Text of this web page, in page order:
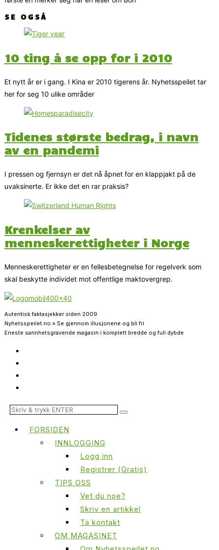
SE OGSÅ
10 ting å se opp for i 2010
Et nytt år er i gang. I Kina er 2010 tigerens år. Nyhetsspeilet tar
her for seg 10 ulike områder
Tidenes største bedrag, i navn
av en pandemi
I pressen og fjernsyn er det nå åpnet for en klappjakt på de
uvaksinerte. Er ikke det en rar praksis?
Krenkelser av
menneskerettigheter i Norge
Menneskerettigheter er en fellesbetegnelse for regelverk som
skal beskytte individet mot offentlige maktovergrep.
Autentisk faktasjekker siden 2009
Nyhetsspeilet.no » Se gjennom illusjonene og bli fri
Eneste sannhetsgravende magasin i komplett bredde og full dybde
FORSIDEN
INNLOGGING
Logg inn
Registrer (Gratis)
TIPS OSS
Vet du noe?
Skriv en artikkel
Ta kontakt
OM MAGASINET